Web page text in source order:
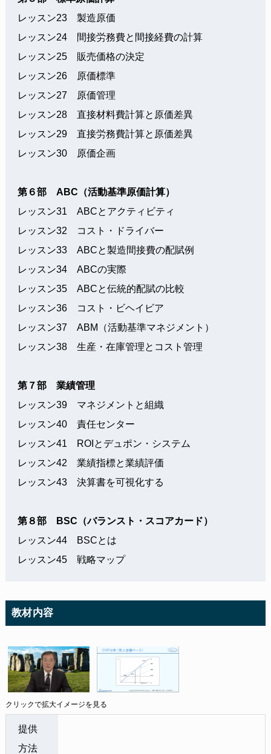
レッスン23 製造原価
レッスン24 間接労務費と間接経費の計算
レッスン25 販売価格の決定
レッスン26 原価標準
レッスン27 原価管理
レッスン28 直接材料費計算と原価差異
レッスン29 直接労務費計算と原価差異
レッスン30 原価企画
第６部 ABC（活動基準原価計算）
レッスン31 ABCとアクティビティ
レッスン32 コスト・ドライバー
レッスン33 ABCと製造間接費の配賦例
レッスン34 ABCの実際
レッスン35 ABCと伝統的配賦の比較
レッスン36 コスト・ビヘイビア
レッスン37 ABM（活動基準マネジメント）
レッスン38 生産・在庫管理とコスト管理
第７部 業績管理
レッスン39 マネジメントと組織
レッスン40 責任センター
レッスン41 ROIとデュポン・システム
レッスン42 業績指標と業績評価
レッスン43 決算書を可視化する
第８部 BSC（バランスト・スコアカード）
レッスン44 BSCとは
レッスン45 戦略マップ
教材内容
クリックで拡大イメージを見る
提供
方法